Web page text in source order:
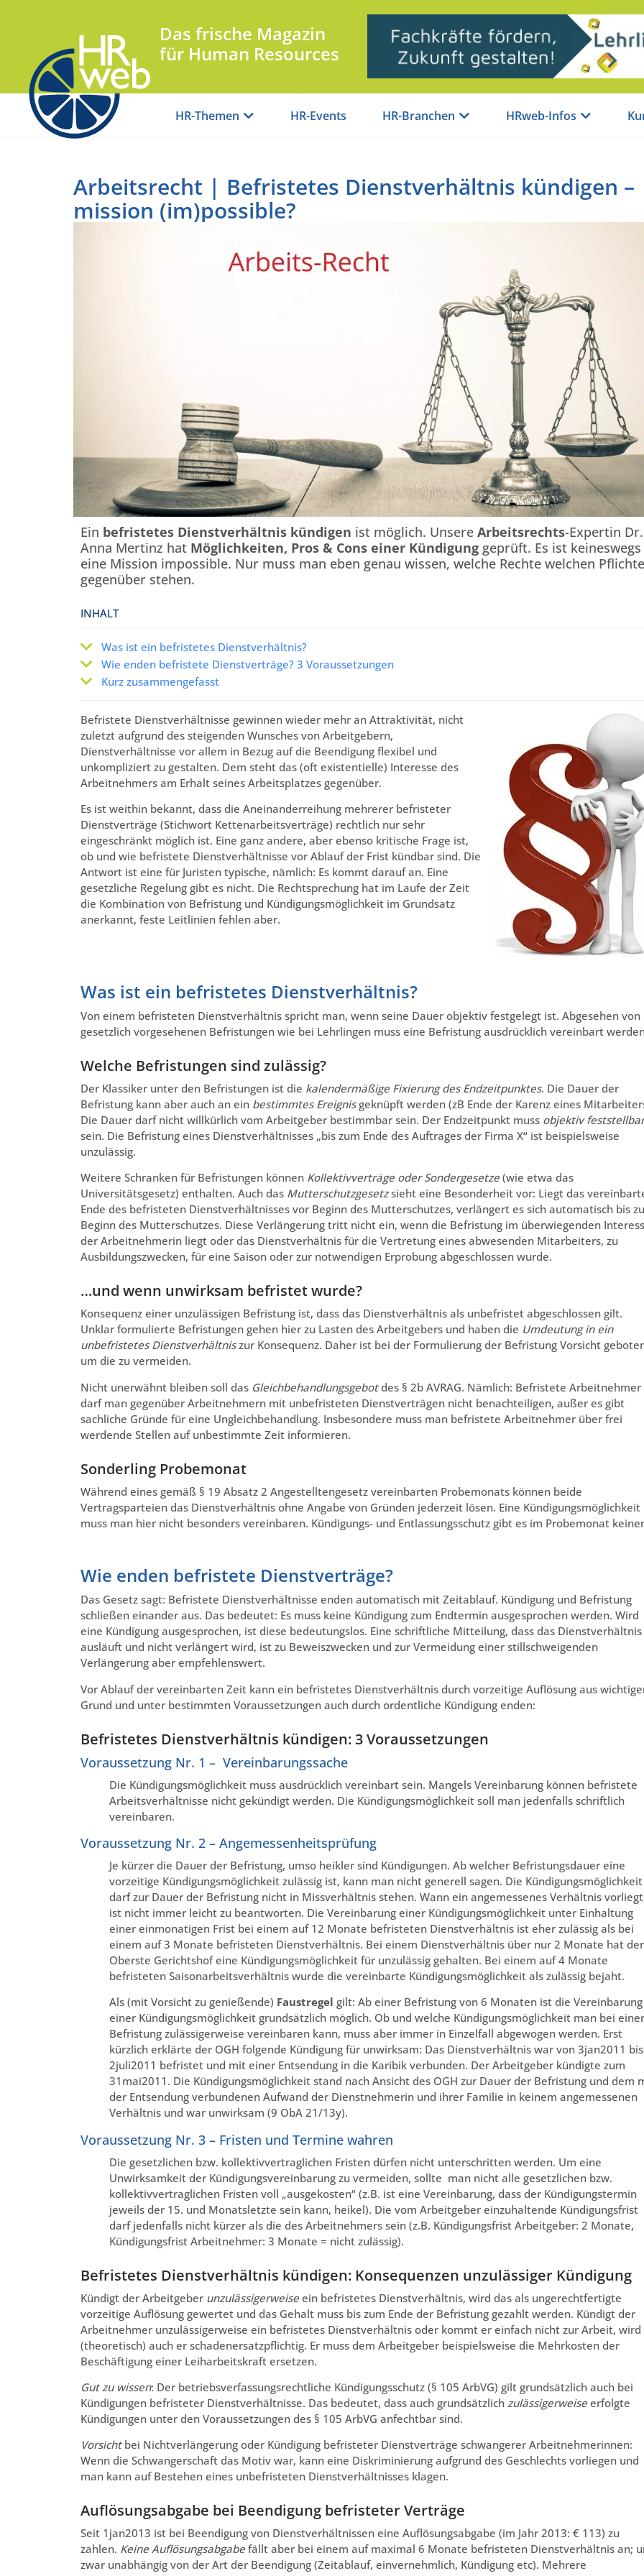
Das frische Magazin
für Human Resources
HR-Themen HR-Events HR-Branchen HRweb-Infos
Arbeitsrecht | Befristetes Dienstverhältnis kündigen –
mission (im)possible?
Ein befristetes Dienstverhältnis kündigen ist möglich. Unsere Arbeitsrechts-Expertin Dr.
Anna Mertinz hat Möglichkeiten, Pros & Cons einer Kündigung geprüft. Es ist keineswegs
eine Mission impossible. Nur muss man eben genau wissen, welche Rechte welchen
gegenüber stehen.
INHALT
Was ist ein befristetes Dienstverhältnis?
Wie enden befristete Dienstverträge? 3 Voraussetzungen
Kurz zusammengefasst
Befristete Dienstverhältnisse gewinnen wieder mehr an Attraktivität, nicht
zuletzt aufgrund des steigenden Wunsches von Arbeitgebern,
Dienstverhältnisse vor allem in Bezug auf die Beendigung flexibel und
unkompliziert zu gestalten. Dem steht das (oft existentielle) Interesse des
Arbeitnehmers am Erhalt seines Arbeitsplatzes gegenüber.
Es ist weithin bekannt, dass die Aneinanderreihung mehrerer befristeter
Dienstverträge (Stichwort Kettenarbeitsverträge) rechtlich nur sehr
eingeschränkt möglich ist. Eine ganz andere, aber ebenso kritische Frage ist,
ob und wie befristete Dienstverhältnisse vor Ablauf der Frist kündbar sind. Die
Antwort ist eine für Juristen typische, nämlich: Es kommt darauf an. Eine
gesetzliche Regelung gibt es nicht. Die Rechtsprechung hat im Laufe der Zeit
die Kombination von Befristung und Kündigungsmöglichkeit im Grundsatz
anerkannt, feste Leitlinien fehlen aber.
Was ist ein befristetes Dienstverhältnis?
Von einem befristeten Dienstverhältnis spricht man, wenn seine Dauer objektiv festgelegt ist. Abgesehen von
gesetzlich vorgesehenen Befristungen wie bei Lehrlingen muss eine Befristung ausdrücklich vereinbart
Welche Befristungen sind zulässig?
Der Klassiker unter den Befristungen ist die kalendermäßige Fixierung des Endzeitpunktes. Die Dauer der
Befristung kann aber auch an ein bestimmtes Ereignisgeknüpft werden (zB Ende der Karenz eines
Die Dauer darf nicht willkürlich vom Arbeitgeber bestimmbar sein. Der Endzeitpunkt muss objektiv feststellbar
sein. Die Befristung eines Dienstverhältnisses „bis zum Ende des Auftrages der Firma X“ ist beispielsweise
unzulässig.
Weitere Schranken für Befristungen können Kollektivverträge oder Sondergesetze (wie etwa das
Universitätsgesetz) enthalten. Auch das Mutterschutzgesetzsieht eine Besonderheit vor: Liegt das
Ende des befristeten Dienstverhältnisses vor Beginn des Mutterschutzes, verlängert es sich automatisch bis zu
Beginn des Mutterschutzes. Diese Verlängerung tritt nicht ein, wenn die Befristung im überwiegenden
der Arbeitnehmerin liegt oder das Dienstverhältnis für die Vertretung eines abwesenden Mitarbeiters, zu
Ausbildungszwecken, für eine Saison oder zur notwendigen Erprobung abgeschlossen wurde.
…und wenn unwirksam befristet wurde?
Konsequenz einer unzulässigen Befristung ist, dass das Dienstverhältnis als unbefristet abgeschlossen gilt.
Unklar formulierte Befristungen gehen hier zu Lasten des Arbeitgebers und haben die Umdeutung in ein
unbefristetes Dienstverhältniszur Konsequenz. Daher ist bei der Formulierung der Befristung Vorsicht
um die zu vermeiden.
Nicht unerwähnt bleiben soll das Gleichbehandlungsgebotdes § 2b AVRAG. Nämlich: Befristete Arbeitnehmer
darf man gegenüber Arbeitnehmern mit unbefristeten Dienstverträgen nicht benachteiligen, außer es gibt
sachliche Gründe für eine Ungleichbehandlung. Insbesondere muss man befristete Arbeitnehmer über frei
werdende Stellen auf unbestimmte Zeit informieren.
Sonderling Probemonat
Während eines gemäß § 19 Absatz 2 Angestelltengesetz vereinbarten Probemonats können beide
Vertragsparteien das Dienstverhältnis ohne Angabe von Gründen jederzeit lösen. Eine Kündigungsmöglichkeit
muss man hier nicht besonders vereinbaren. Kündigungs- und Entlassungsschutz gibt es im Probemonat
Wie enden befristete Dienstverträge?
Das Gesetz sagt: Befristete Dienstverhältnisse enden automatisch mit Zeitablauf. Kündigung und Befristung
schließen einander aus. Das bedeutet: Es muss keine Kündigung zum Endtermin ausgesprochen werden. Wird
eine Kündigung ausgesprochen, ist diese bedeutungslos. Eine schriftliche Mitteilung, dass das Dienstverhältnis
ausläuft und nicht verlängert wird, ist zu Beweiszwecken und zur Vermeidung einer stillschweigenden
Verlängerung aber empfehlenswert.
Vor Ablauf der vereinbarten Zeit kann ein befristetes Dienstverhältnis durch vorzeitige Auflösung aus
Grund und unter bestimmten Voraussetzungen auch durch ordentliche Kündigung enden:
Befristetes Dienstverhältnis kündigen: 3 Voraussetzungen
Voraussetzung Nr. 1 – Vereinbarungssache
Die Kündigungsmöglichkeit muss ausdrücklich vereinbart sein. Mangels Vereinbarung können befristete
Arbeitsverhältnisse nicht gekündigt werden. Die Kündigungsmöglichkeit soll man jedenfalls schriftlich
vereinbaren.
Voraussetzung Nr. 2 – Angemessenheitsprüfung
Je kürzer die Dauer der Befristung, umso heikler sind Kündigungen. Ab welcher Befristungsdauer eine
vorzeitige Kündigungsmöglichkeit zulässig ist, kann man nicht generell sagen. Die Kündigungsmöglichkeit
darf zur Dauer der Befristung nicht in Missverhältnis stehen. Wann ein angemessenes Verhältnis
ist nicht immer leicht zu beantworten. Die Vereinbarung einer Kündigungsmöglichkeit unter Einhaltung
einer einmonatigen Frist bei einem auf 12 Monate befristeten Dienstverhältnis ist eher zulässig als bei
einem auf 3 Monate befristeten Dienstverhältnis. Bei einem Dienstverhältnis über nur 2 Monate hat der
Oberste Gerichtshof eine Kündigungsmöglichkeit für unzulässig gehalten. Bei einem auf 4 Monate
befristeten Saisonarbeitsverhältnis wurde die vereinbarte Kündigungsmöglichkeit als zulässig bejaht.
Als (mit Vorsicht zu genießende) Faustregel gilt: Ab einer Befristung von 6 Monaten ist die Vereinbarung
einer Kündigungsmöglichkeit grundsätzlich möglich. Ob und welche Kündigungsmöglichkeit man bei einer
Befristung zulässigerweise vereinbaren kann, muss aber immer in Einzelfall abgewogen werden. Erst
kürzlich erklärte der OGH folgende Kündigung für unwirksam: Das Dienstverhältnis war von 3jan2011 bis
2juli2011 befristet und mit einer Entsendung in die Karibik verbunden. Der Arbeitgeber kündigte zum
31mai2011. Die Kündigungsmöglichkeit stand nach Ansicht des OGH zur Dauer der Befristung und dem
der Entsendung verbundenen Aufwand der Dienstnehmerin und ihrer Familie in keinem angemessenen
Verhältnis und war unwirksam (9 ObA 21/13y).
Voraussetzung Nr. 3 – Fristen und Termine wahren
Die gesetzlichen bzw. kollektivvertraglichen Fristen dürfen nicht unterschritten werden. Um eine
Unwirksamkeit der Kündigungsvereinbarung zu vermeiden, sollte man nicht alle gesetzlichen bzw.
kollektivvertraglichen Fristen voll „ausgekosten“ (z.B. ist eine Vereinbarung, dass der Kündigungstermin
jeweils der 15. und Monatsletzte sein kann, heikel). Die vom Arbeitgeber einzuhaltende Kündigungsfrist
darf jedenfalls nicht kürzer als die des Arbeitnehmers sein (z.B. Kündigungsfrist Arbeitgeber: 2 Monate,
Kündigungsfrist Arbeitnehmer: 3 Monate = nicht zulässig).
Befristetes Dienstverhältnis kündigen: Konsequenzen unzulässiger Kündigung
Kündigt der Arbeitgeber unzulässigerweise ein befristetes Dienstverhältnis, wird das als ungerechtfertigte
vorzeitige Auflösung gewertet und das Gehalt muss bis zum Ende der Befristung gezahlt werden. Kündigt der
Arbeitnehmer unzulässigerweise ein befristetes Dienstverhältnis oder kommt er einfach nicht zur Arbeit, wird
(theoretisch) auch er schadenersatzpflichtig. Er muss dem Arbeitgeber beispielsweise die Mehrkosten der
Beschäftigung einer Leiharbeitskraft ersetzen.
Gut zu wissen: Der betriebsverfassungsrechtliche Kündigungsschutz (§ 105 ArbVG) gilt grundsätzlich auch bei
Kündigungen befristeter Dienstverhältnisse. Das bedeutet, dass auch grundsätzlich zulässigerweise erfolgte
Kündigungen unter den Voraussetzungen des § 105 ArbVG anfechtbar sind.
Vorsichtbei Nichtverlängerung oder Kündigung befristeter Dienstverträge schwangerer Arbeitnehmerinnen:
Wenn die Schwangerschaft das Motiv war, kann eine Diskriminierung aufgrund des Geschlechts vorliegen und
man kann auf Bestehen eines unbefristeten Dienstverhältnisses klagen.
Auflösungsabgabe bei Beendigung befristeter Verträge
Seit 1jan2013 ist bei Beendigung von Dienstverhältnissen eine Auflösungsabgabe (im Jahr 2013: € 113) zu
zahlen. Keine Auflösungsabgabe fällt aber bei einem auf maximal 6 Monate befristeten Dienstverhältnis an;
zwar unabhängig von der Art der Beendigung (Zeitablauf, einvernehmlich, Kündigung etc). Mehrere